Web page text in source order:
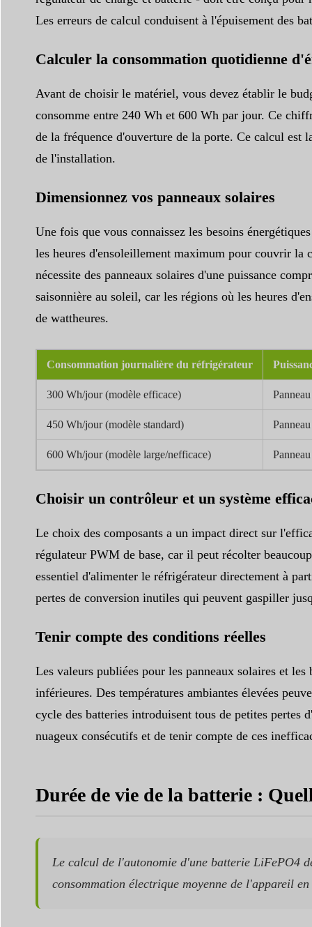
Les erreurs de calcul conduisent à l'épuisement des
Calculer la consommation quotidienne
Avant de choisir le matériel, vous devez établir le
consomme entre 240 Wh et 600 Wh par jour. Ce
de la fréquence d'ouverture de la porte. Ce calcul est
de l'installation.
Dimensionnez vos panneaux solaires
Une fois que vous connaissez les besoins
les heures d'ensoleillement maximum pour couvrir la
nécessite des panneaux solaires d'une puissance
saisonnière au soleil, car les régions où les heures
de wattheures.
Consommation journalière du réfrigérateur
300 Wh/jour (modèle efficace)
450 Wh/jour (modèle standard)
600 Wh/jour (modèle large/nefficace)
Choisir un contrôleur et un système
Le choix des composants a un impact direct sur
régulateur PWM de base, car il peut récolter
essentiel d'alimenter le réfrigérateur directement à
pertes de conversion inutiles qui peuvent gaspiller
Tenir compte des conditions réelles
Les valeurs publiées pour les panneaux solaires et
inférieures. Des températures ambiantes élevées
cycle des batteries introduisent tous de petites pertes
nuageux consécutifs et de tenir compte de ces
Durée de vie de la batterie :
Le calcul de l'autonomie d'une batterie LiFePO4
consommation électrique moyenne de l'appareil